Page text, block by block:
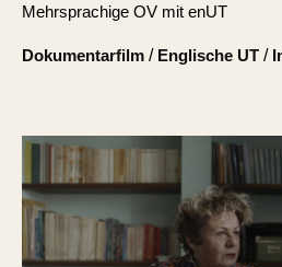
Mehrsprachige OV mit enUT
Dokumentarfilm / Englische UT /